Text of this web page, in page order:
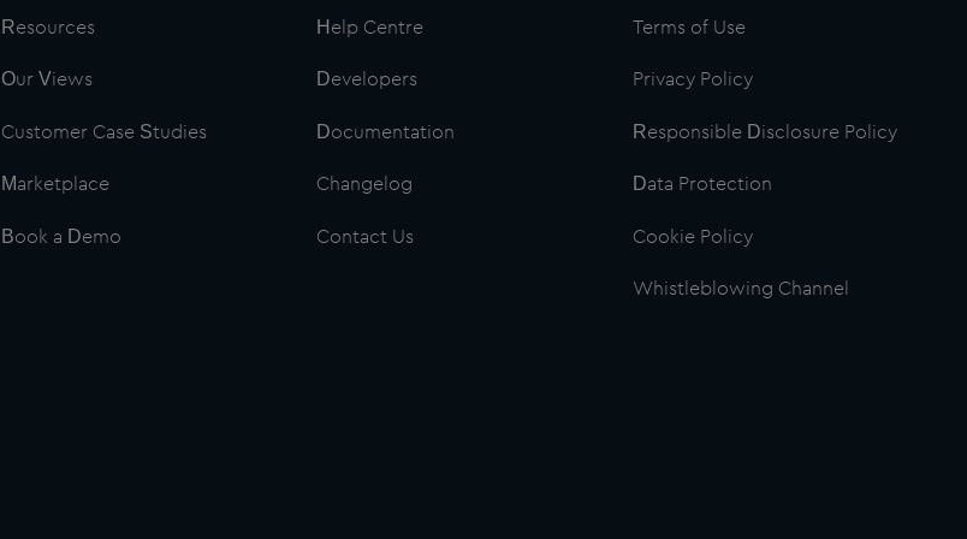
Resources
Our Views
Customer Case Studies
Marketplace
Book a Demo
Help Centre
Developers
Documentation
Changelog
Contact Us
Terms of Use
Privacy Policy
Responsible Disclosure Policy
Data Protection
Cookie Policy
Whistleblowing Channel